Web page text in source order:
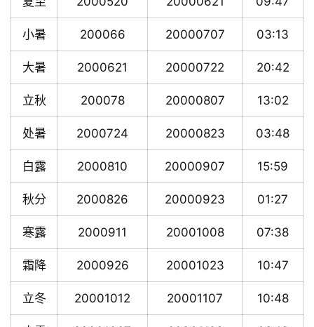
小暑 200066 20000707 03:13
大暑 2000621 20000722 20:42
立秋 200078 20000807 13:02
处暑 2000724 20000823 03:48
白露 2000810 20000907 15:59
秋分 2000826 20000923 01:27
寒露 2000911 20001008 07:38
霜降 2000926 20001023 10:47
立冬 20001012 20001107 10:48